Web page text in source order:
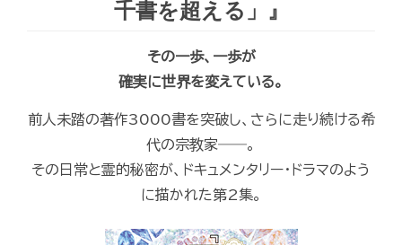
千書を超える」』
その一歩、一歩が
確実に世界を変えている。
前人未踏の著作3000書を突破し、さらに走り続ける希
代の宗教家――。
その日常と霊的秘密が、ドキュメンタリー・ドラマのよう
に描かれた第2集。